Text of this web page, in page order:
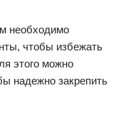
необходимо
чтобы избежать
этого можно
надежно закрепить